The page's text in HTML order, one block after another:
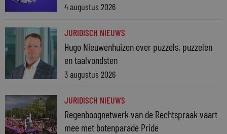
4 augustus 2026
JURIDISCH NIEUWS
Hugo Nieuwenhuizen over puzzels, puzzelen
en taalvondsten
3 augustus 2026
JURIDISCH NIEUWS
Regenboognetwerk van de Rechtspraak vaart
mee met botenparade Pride